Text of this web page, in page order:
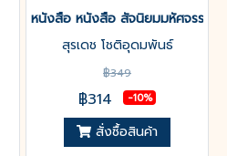
หนังสือ หนังสือ สัจนิยมมหัศจรรย์ใน
สุรเดช โชติอุดมพันธ์
฿349
฿314 -10%
สั่งซื้อสินค้า